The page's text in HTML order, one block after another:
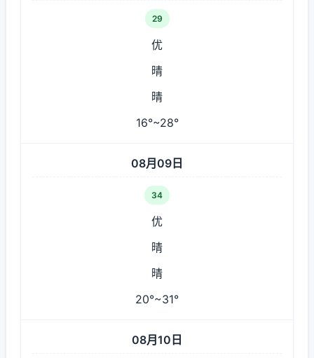
29
优
晴
晴
16°~28°
08月09日
34
优
晴
晴
20°~31°
08月10日